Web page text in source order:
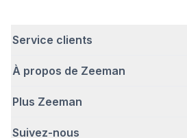
Service clients
Questions fréquentes
Livraison
À propos de Zeeman
Qui sommes-nous ?
Plus Zeeman
Suivez-nous